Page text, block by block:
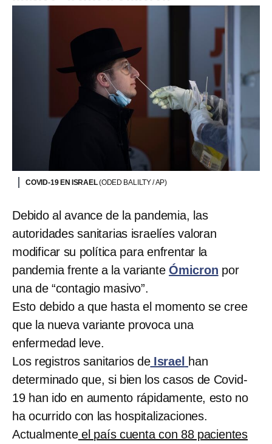
COVID-19 EN ISRAEL(ODED BALILTY / AP)
Debido al avance de la pandemia, las
autoridades sanitarias israelíes valoran
modificar su política para enfrentar la
pandemia frente a la varianteÓmicron por
una de “contagio masivo”.
Esto debido a que hasta el momento se cree
que la nueva variante provoca una
enfermedad leve.
Los registros sanitarios deIsrael han
determinado que, si bien los casos de Covid-
19 han ido en aumento rápidamente, esto no
ha ocurrido con las hospitalizaciones.
Actualmenteel país cuenta con 88 pacientes